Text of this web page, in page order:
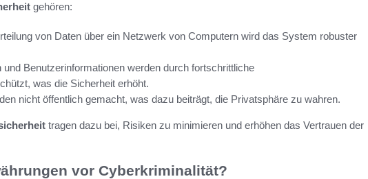
gehören:
von Daten über ein Netzwerk von Computern wird das System robuster
und Benutzerinformationen werden durch fortschrittliche
was die Sicherheit erhöht.
nicht öffentlich gemacht, was dazu beiträgt, die Privatsphäre zu wahren.
tragen dazu bei, Risiken zu minimieren und erhöhen das Vertrauen der
vor Cyberkriminalität?